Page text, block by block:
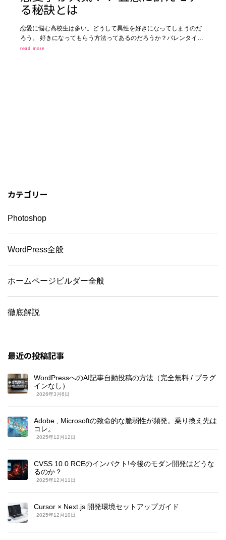
る秘訣とは
恋愛に悩む高校生は多い。どうして異性を好きになってしまうのだ
ろう。 好きになってもらう方法ってあるのだろうか？バレンタイ…
read more
カテゴリー
Photoshop
WordPress全般
ホームページビルダー全般
徹底解説
最近の投稿記事
WordPressへのAI記事自動投稿の方法（完全無料 / プラグ
インなし）
2026年3月6日
Adobe , Microsoftの致命的な脆弱性が頻発。乗り換え先は
コレ。
2025年12月12日
CVSS 10.0 RCEのインパクト!今後のモダン開発はどうな
るのか？
2025年12月11日
Cursor × Next.js 開発環境セットアップガイド
2025年12月10日